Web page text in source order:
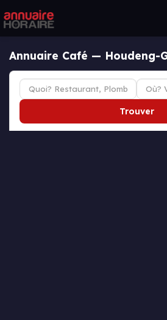
Annuaire Café — Houdeng-
Trouver